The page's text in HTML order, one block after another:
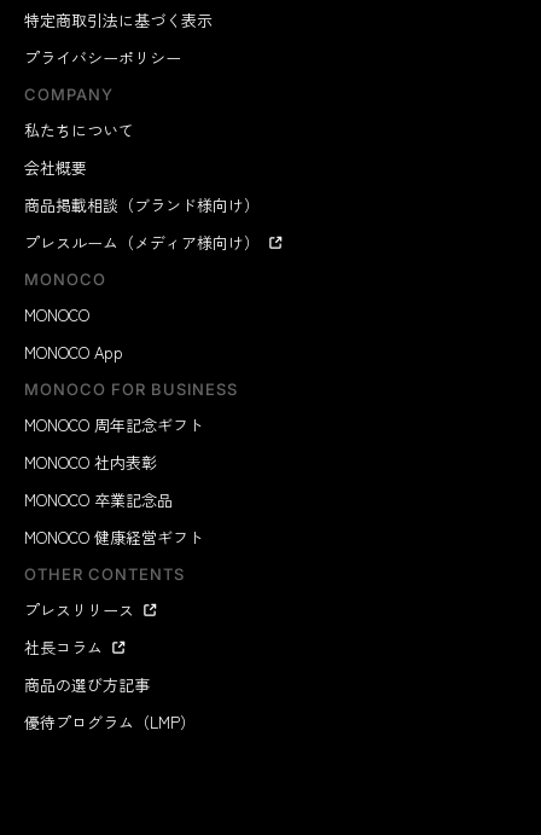
特定商取引法に基づく表示
プライバシーポリシー
COMPANY
私たちについて
会社概要
商品掲載相談（ブランド様向け）
プレスルーム（メディア様向け）
MONOCO
MONOCO
MONOCO App
MONOCO FOR BUSINESS
MONOCO 周年記念ギフト
MONOCO 社内表彰
MONOCO 卒業記念品
MONOCO 健康経営ギフト
OTHER CONTENTS
プレスリリース
社長コラム
商品の選び方記事
優待プログラム（LMP）